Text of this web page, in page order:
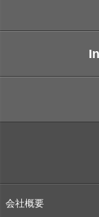
会社概要